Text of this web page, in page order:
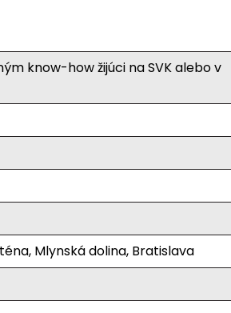
know-how žijúci na SVK alebo v
Mlynská dolina, Bratislava